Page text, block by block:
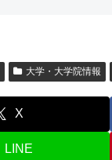
大学・大学院情報
X
LINE